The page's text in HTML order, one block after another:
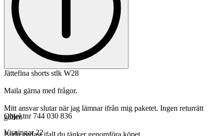
Jättefina shorts stlk W28
Maila gärna med frågor.
Mitt ansvar slutar när jag lämnar ifrån mig paketet. Ingen returrätt
gäller.
Objektnr 744 030 836
Visningar 22